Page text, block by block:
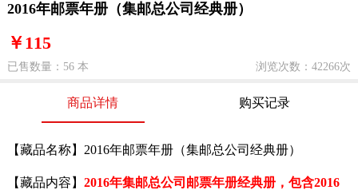
2016年邮票年册（集邮总公司经典册）
￥115
已售数量：56 本 浏览次数：42266次
商品详情 购买记录
【藏品名称】2016年邮票年册（集邮总公司经典册）
【藏品内容】 2016年集邮总公司邮票年册经典册，包含2016